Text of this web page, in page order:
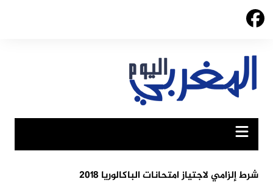
Skip
شرط إلزامي لاجتياز امتحانات الباكالوريا 2018